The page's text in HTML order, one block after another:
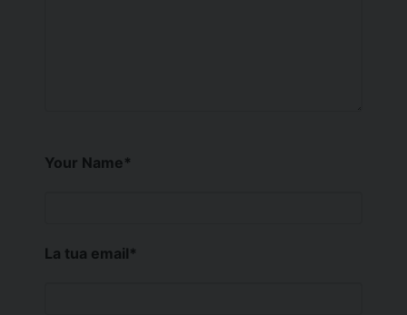
Your Name*
La tua email*